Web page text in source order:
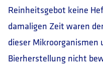
Reinheitsgebot keine
damaligen Zeit waren
dieser Mikroorganismen
Bierherstellung nicht